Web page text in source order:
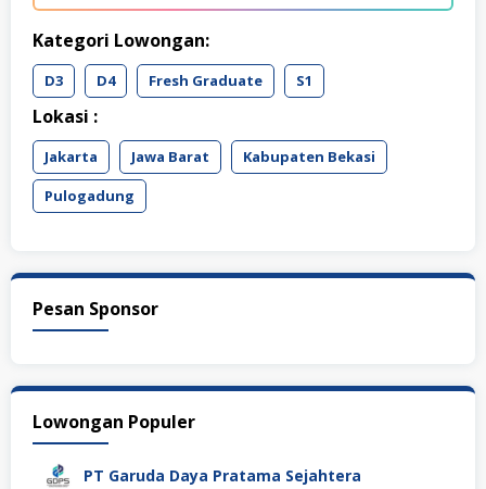
Kategori Lowongan:
D3 D4 Fresh Graduate S1
Lokasi :
Jakarta Jawa Barat
Kabupaten Bekasi
Pulogadung
Pesan Sponsor
Lowongan Populer
PT Garuda Daya Pratama Sejahtera